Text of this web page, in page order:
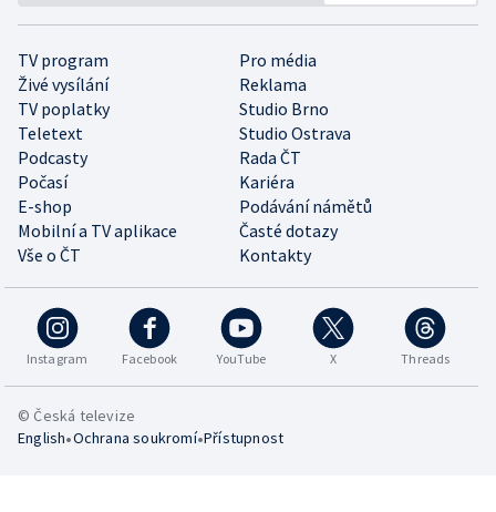
TV program
Pro média
Živé vysílání
Reklama
TV poplatky
Studio Brno
Teletext
Studio Ostrava
Podcasty
Rada ČT
Počasí
Kariéra
E-shop
Podávání námětů
Mobilní a TV aplikace
Časté dotazy
Vše o ČT
Kontakty
Instagram Facebook YouTube X Threads
© Česká televize
English•Ochrana soukromí•Přístupnost